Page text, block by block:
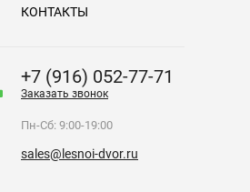
КОНТАКТЫ
+7 (916) 052-77-71
Заказать звонок
Пн-Сб: 9:00-19:00
sales@lesnoi-dvor.ru